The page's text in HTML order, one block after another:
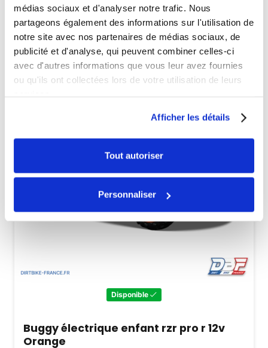
médias sociaux et d'analyser notre trafic. Nous
partageons également des informations sur l'utilisation de
notre site avec nos partenaires de médias sociaux, de
publicité et d'analyse, qui peuvent combiner celles-ci
avec d'autres informations que vous leur avez fournies
ou qu'ils ont collectées lors de votre utilisation de leurs
Afficher les détails
Tout autoriser
Personnaliser
Véhicules complets
Disponible
Buggy électrique enfant rzr pro r 12v
Orange